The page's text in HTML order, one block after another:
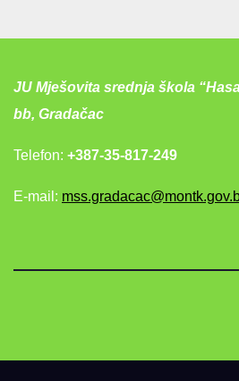
JU Mješovita srednja škola
bb, Gradačac
Telefon: +387-35-817-249
E-mail: